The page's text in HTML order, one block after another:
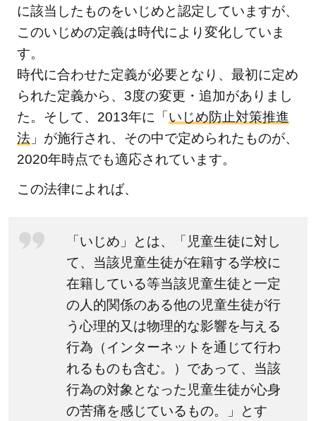
じ
め
が
起
こ
る
原
因
と
めが
起こ
る環
境的
な原
因と
3.2
いじ
めの
に該当したものをいじめと認定していますが、
このいじめの定義は時代により変化していま
す。
時代に合わせた定義が必要となり、最初に定め
られた定義から、3度の変更・追加がありまし
た。そして、2013年に「いじめ防止対策推進
法 」が施行され、その中で定められたものが、
2020年時点でも適応されています。
この法律によれば、
「いじめ」とは、「児童生徒に対し
て、当該児童生徒が在籍する学校に
在籍している等当該児童生徒と一定
の人的関係のある他の児童生徒が行
う心理的又は物理的な影響を与える
行為（インターネットを通じて行わ
れるものも含む。）であって、当該
行為の対象となった児童生徒が心身
の苦痛を感じているもの。」とす